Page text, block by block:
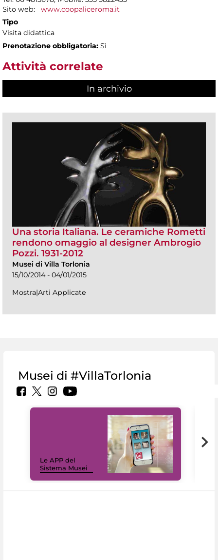
Sito web: www.coopaliceroma.it
Tipo
Visita didattica
Prenotazione obbligatoria: Sì
Attività correlate
In archivio
Una storia Italiana. Le ceramiche Rometti
rendono omaggio al designer Ambrogio
Pozzi. 1931-2012
Musei di Villa Torlonia
15/10/2014 - 04/01/2015
Mostra|Arti Applicate
Musei di #VillaTorlonia
Le APP del
Sistema Musei